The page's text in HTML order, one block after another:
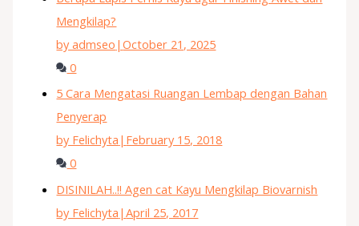
Mengkilap?
by admseo |October 21, 2025
0
5 Cara Mengatasi Ruangan Lembap dengan Bahan
Penyerap
by Felichyta | February 15, 2018
0
DISINILAH..!! Agen cat Kayu Mengkilap Biovarnish
by Felichyta |April 25, 2017